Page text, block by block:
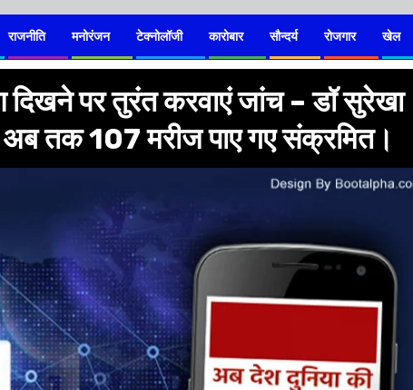
राजनीति मनोरंजन टेक्नोलॉजी कारोबार सौन्दर्य रोजगार खेल
पर तुरंत करवाएं जांच – डॉ सुरेखा
अब तक 107 मरीज पाए गए संक्रमित।